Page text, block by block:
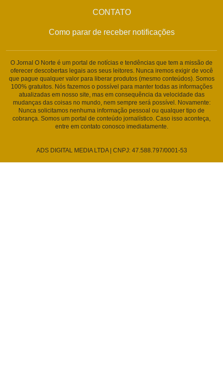
CONTATO
Como parar de receber notificações
O Jornal O Norte é um portal de notícias e tendências que tem a missão de
oferecer descobertas legais aos seus leitores. Nunca iremos exigir de você
que pague qualquer valor para liberar produtos (mesmo conteúdos). Somos
100% gratuitos. Nós fazemos o possível para manter todas as informações
atualizadas em nosso site, mas em consequência da velocidade das
mudanças das coisas no mundo, nem sempre será possível. Novamente:
Nunca solicitamos nenhuma informação pessoal ou qualquer tipo de
cobrança. Somos um portal de conteúdo jornalístico. Caso isso aconteça,
entre em contato conosco imediatamente.
ADS DIGITAL MEDIA LTDA | CNPJ: 47.588.797/0001-53